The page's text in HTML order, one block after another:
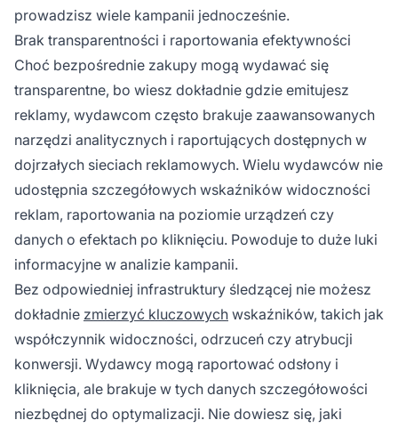
prowadzisz wiele kampanii jednocześnie.
Brak transparentności i raportowania efektywności
Choć bezpośrednie zakupy mogą wydawać się
transparentne, bo wiesz dokładnie gdzie emitujesz
reklamy, wydawcom często brakuje zaawansowanych
narzędzi analitycznych i raportujących dostępnych w
dojrzałych sieciach reklamowych. Wielu wydawców nie
udostępnia szczegółowych wskaźników widoczności
reklam, raportowania na poziomie urządzeń czy
danych o efektach po kliknięciu. Powoduje to duże luki
informacyjne w analizie kampanii.
Bez odpowiedniej infrastruktury śledzącej nie możesz
dokładnie zmierzyć kluczowych wskaźników, takich jak
współczynnik widoczności, odrzuceń czy atrybucji
konwersji. Wydawcy mogą raportować odsłony i
kliknięcia, ale brakuje w tych danych szczegółowości
niezbędnej do optymalizacji. Nie dowiesz się, jaki